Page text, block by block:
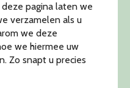
pagina laten we
verzamelen als u
we deze
we hiermee uw
Zo snapt u precies